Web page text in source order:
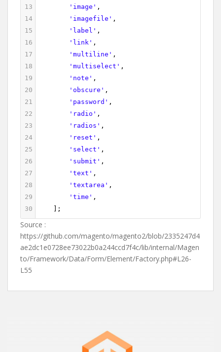
13
'image' ,
14
'imagefile' ,
15
'label' ,
16
'link' ,
17
'multiline' ,
18
'multiselect' ,
19
'note' ,
20
'obscure' ,
21
'password' ,
22
'radio' ,
23
'radios' ,
24
'reset' ,
25
'select' ,
26
'submit' ,
27
'text' ,
28
'textarea' ,
29
'time' ,
30
    ];
Source :
https://github.com/magento/magento2/blob/2335247d4
ae2dc1e0728ee73022b0a244ccd7f4c/lib/internal/Magen
to/Framework/Data/Form/Element/Factory.php#L26-
L55